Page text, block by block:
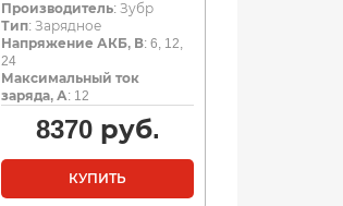
Производитель: Зубр
Тип: Зарядное
Напряжение АКБ, В: 6, 12,
24
Максимальный ток
заряда, А: 12
8370руб.
КУПИТЬ